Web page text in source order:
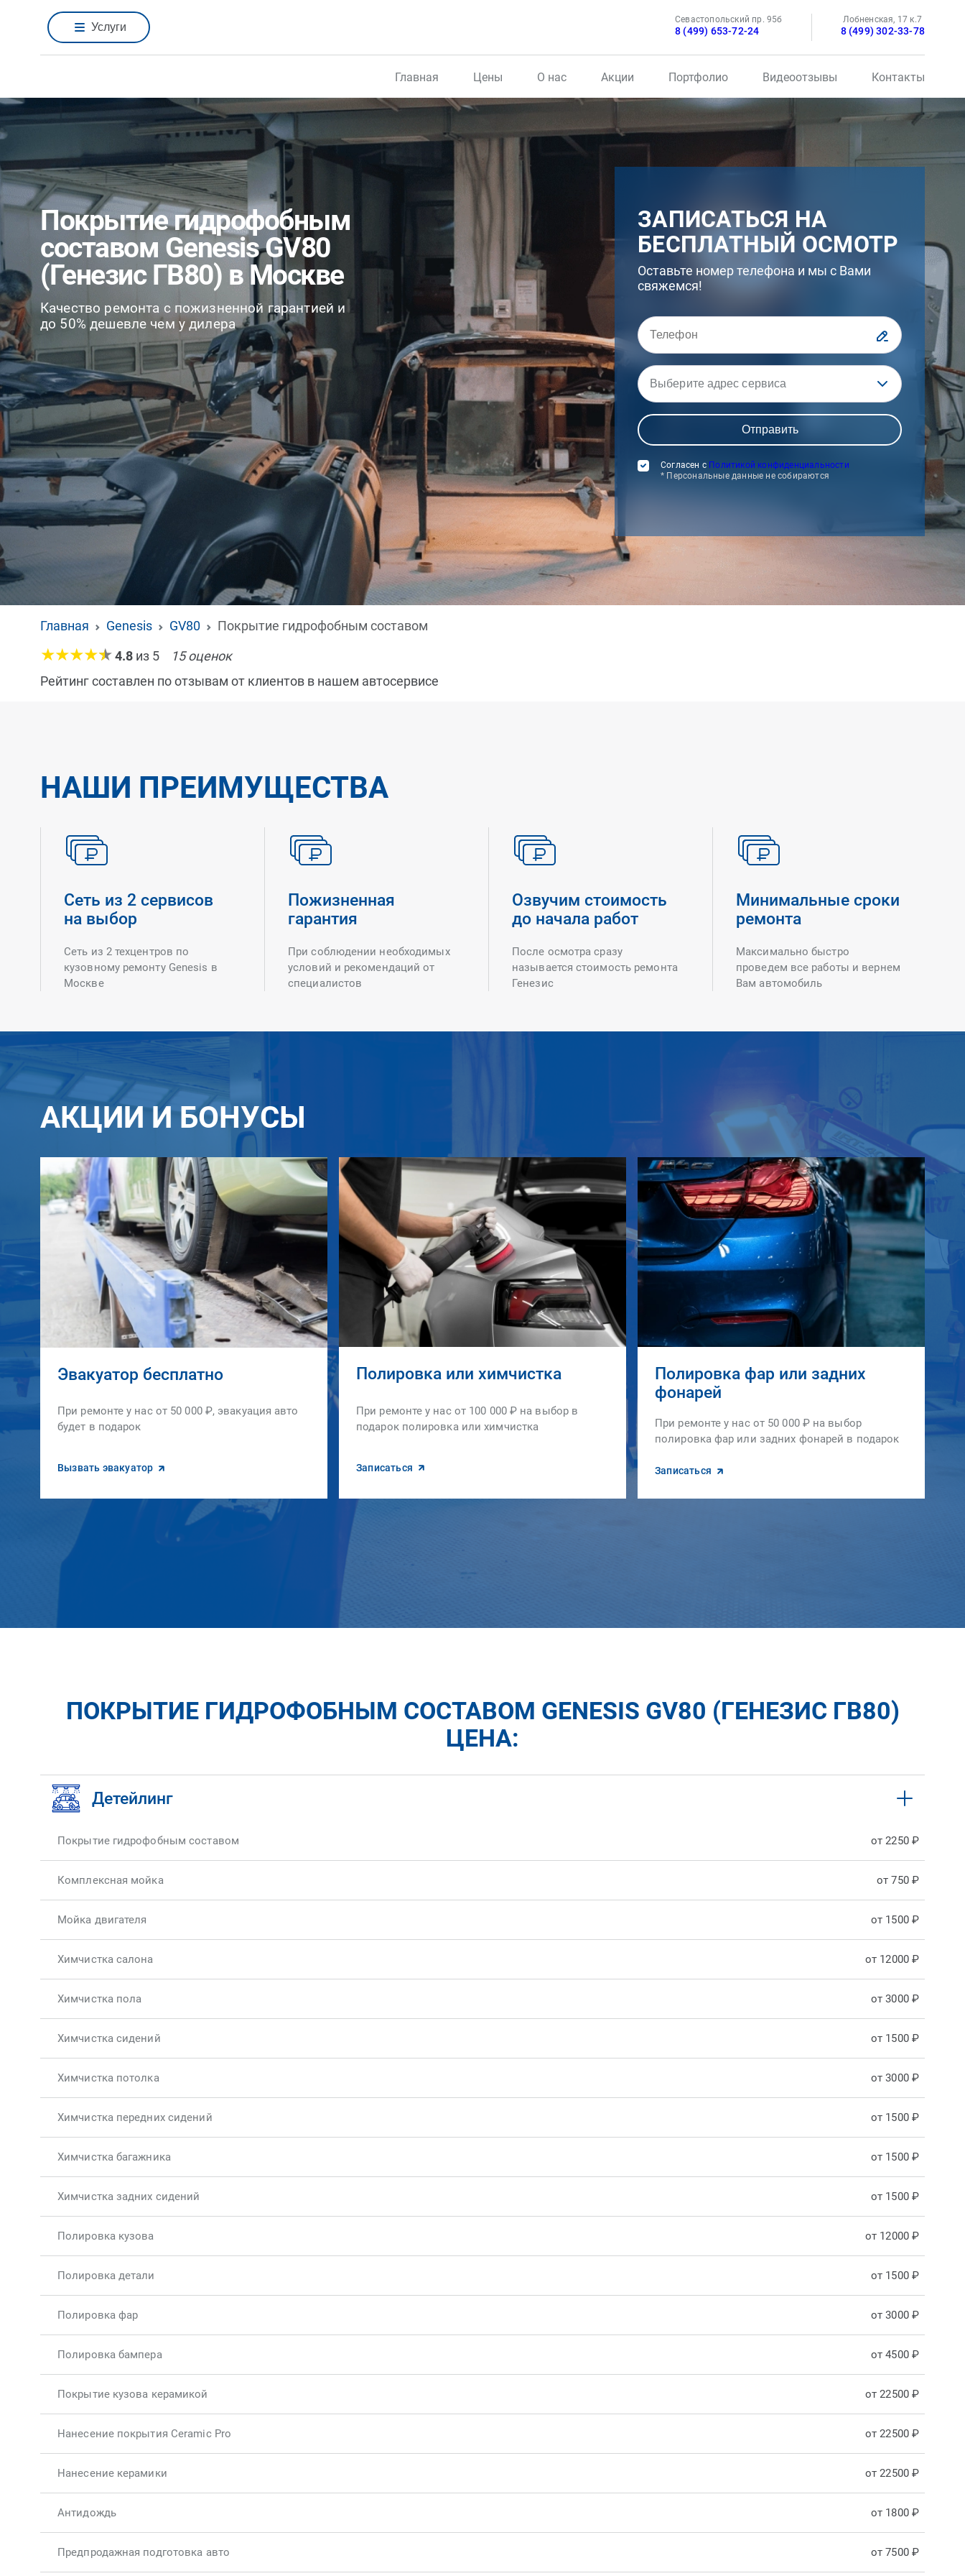
Услуги
Севастопольский пр. 95б
8 (499) 653-72-24
Лобненская, 17 к.7
8 (499) 302-33-78
Главная Цены О нас Акции Портфолио Видеоотзывы Контакты
Покрытие гидрофобным
составом Genesis GV80
(Генезис ГВ80) в Москве
Качество ремонта с пожизненной гарантией и
до 50% дешевле чем у дилера
ЗАПИСАТЬСЯ НА
БЕСПЛАТНЫЙ ОСМОТР
Оставьте номер телефона и мы с Вами
свяжемся!
Выберите адрес сервиса
Согласен с Политикой конфиденциальности
* Персональные данные не собираются
Главная Genesis GV80
Покрытие гидрофобным составом
4.8 из 5 15оценок
Рейтинг составлен по отзывам от клиентов в нашем автосервисе
НАШИ ПРЕИМУЩЕСТВА
Сеть из 2 сервисов
на выбор
Сеть из 2 техцентров по
кузовному ремонту Genesis в
Москве
Пожизненная
гарантия
При соблюдении необходимых
условий и рекомендаций от
специалистов
Озвучим стоимость
до начала работ
После осмотра сразу
называется стоимость ремонта
Генезис
Минимальные сроки
ремонта
Максимально быстро
проведем все работы и вернем
Вам автомобиль
АКЦИИ И БОНУСЫ
Эвакуатор бесплатно
При ремонте у нас от 50 000 ₽, эвакуация авто
будет в подарок
Вызвать эвакуатор
Полировка или химчистка
При ремонте у нас от 100 000 ₽ на выбор в
подарок полировка или химчистка
Записаться
Полировка фар или задних
фонарей
При ремонте у нас от 50 000 ₽ на выбор
полировка фар или задних фонарей в подарок
Записаться
ПОКРЫТИЕ ГИДРОФОБНЫМ СОСТАВОМ GENESIS GV80 (ГЕНЕЗИС ГВ80)
ЦЕНА:
Детейлинг
Покрытие гидрофобным составом от 2250 ₽
Комплексная мойка от 750 ₽
Мойка двигателя от 1500 ₽
Химчистка салона от 12000 ₽
Химчистка пола от 3000 ₽
Химчистка сидений от 1500 ₽
Химчистка потолка от 3000 ₽
Химчистка передних сидений от 1500 ₽
Химчистка багажника от 1500 ₽
Химчистка задних сидений от 1500 ₽
Полировка кузова от 12000 ₽
Полировка детали от 1500 ₽
Полировка фар от 3000 ₽
Полировка бампера от 4500 ₽
Покрытие кузова керамикой от 22500 ₽
Нанесение покрытия Ceramic Pro от 22500 ₽
Нанесение керамики от 22500 ₽
Антидождь от 1800 ₽
Предпродажная подготовка авто от 7500 ₽